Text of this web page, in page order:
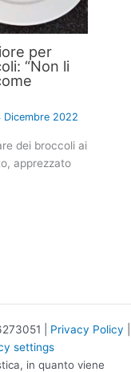
per
“Non li
Dicembre 2022
dei broccoli ai
apprezzato
| Privacy Policy
settings
in quanto viene